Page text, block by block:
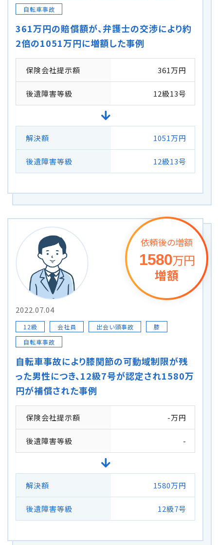
弁護士紹介
アクセス
ご相談者の声
メールで予約 LINEで予約
詳しくはこちら
自転車事故
361万円の賠償額が、弁護士の交渉により約
2倍の1051万円に増額した事例
保険会社提示額 361万円
後遺障害等級 12級13号
解決額 1051万円
後遺障害等級 12級13号
2022.07.04
12級 会社員 出会い頭事故
膝
自転車事故
自転車事故により膝関節の可動域制限が残
った男性につき、12級7号が認定され1580万
円が補償された事例
保険会社提示額 -万円
後遺障害等級 -
解決額 1580万円
後遺障害等級 12級7号
依頼後の増額
1580万円
増額